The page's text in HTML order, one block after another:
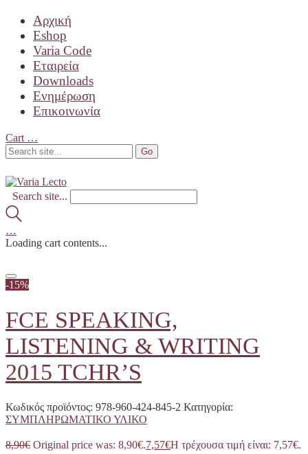
Αρχική
Eshop
Varia Code
Εταιρεία
Downloads
Ενημέρωση
Επικοινωνία
Cart …
Search site...
…
Loading cart contents...
-15%
FCE SPEAKING,
LISTENING & WRITING
2015 TCHR’S
Κωδικός προϊόντος: 978-960-424-845-2 Κατηγορία:
ΣΥΜΠΛΗΡΩΜΑΤΙΚΟ ΥΛΙΚΟ
8,90€ Original price was: 8,90€.7,57€Η τρέχουσα τιμή είναι: 7,57€.